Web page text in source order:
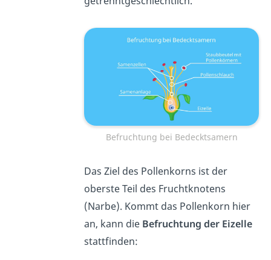
Befruchtung bei Bedecktsamern
Das Ziel des Pollenkorns ist der
oberste Teil des Fruchtknotens
(Narbe). Kommt das Pollenkorn hier
an, kann die Befruchtung der Eizelle
stattfinden: